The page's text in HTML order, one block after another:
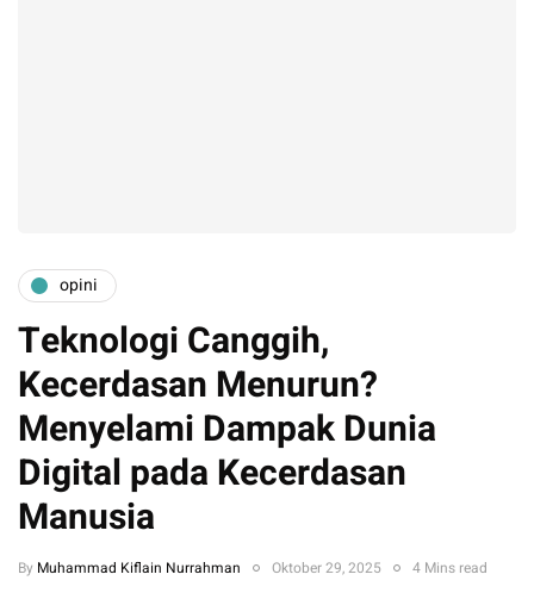
opini
Teknologi Canggih,
Kecerdasan Menurun?
Menyelami Dampak Dunia
Digital pada Kecerdasan
Manusia
By Muhammad Kiflain Nurrahman Oktober 29, 2025 4 Mins read